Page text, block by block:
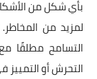
بأي شكل من
لمزيد من
التسامح مطلقًا
التحرش أو